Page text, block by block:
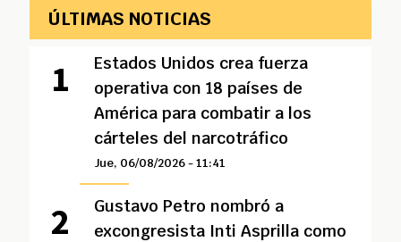
ÚLTIMAS NOTICIAS
Estados Unidos crea fuerza
operativa con 18 países de
América para combatir a los
cárteles del narcotráfico
Jue, 06/08/2026 - 11:41
Gustavo Petro nombró a
excongresista Inti Asprilla como